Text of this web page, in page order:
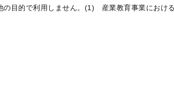
の目的で利用しません。(1) 産業教育事業におけ